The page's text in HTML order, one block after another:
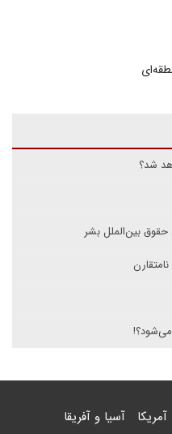
شد؟
حقوق بین‌الملل بشر
می‌شود؟!
آمریکا آسیا و آفریقا